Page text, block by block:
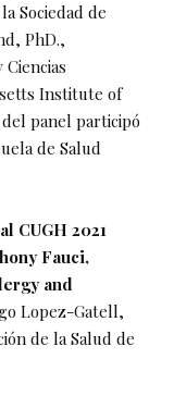
Sociedad de
PhD.,
Institute of
panel participó
de Salud
CUGH 2021
Fauci,
and
Lopez-Gatell,
de la Salud de